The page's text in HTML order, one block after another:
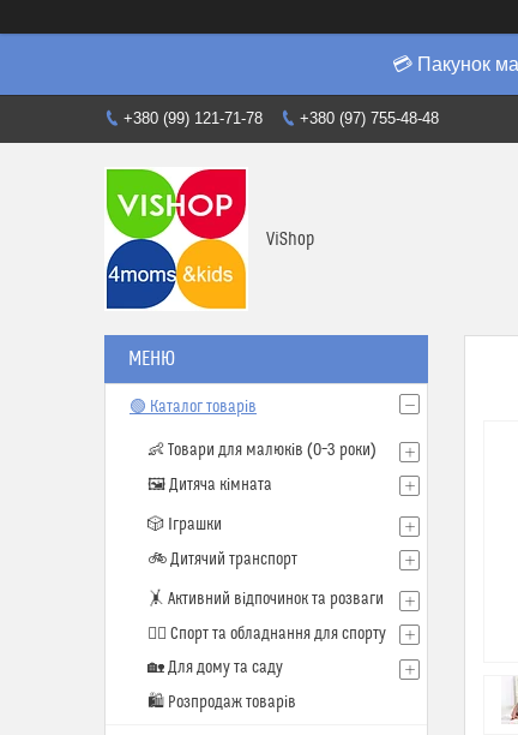
💳 Пакунок
+380 (99) 121-71-78 +380 (97) 755-48-48
ViShop
🟢 Каталог товарів
👶 Товари для малюків (0–3 роки)
🖼️ Дитяча кімната
🎲 Іграшки
🚲 Дитячий транспорт
🤸 Активний відпочинок та розваги
🏋️‍♂️ Спорт та обладнання для спорту
🏡 Для дому та саду
🛍 Розпродаж товарів